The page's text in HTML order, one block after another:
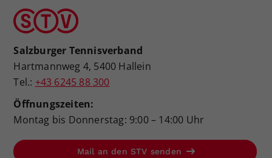
Salzburger Tennisverband
Hartmannweg 4, 5400 Hallein
Tel.: +43 6245 88 300
Öffnungszeiten:
Montag bis Donnerstag: 9:00 – 14:00 Uhr
Mail an den STV senden